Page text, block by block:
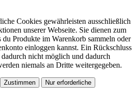
Cookies gewährleisten ausschließlich
unserer Webseite. Sie dienen zum
du Produkte im Warenkorb sammeln oder
einloggen kannst. Ein Rückschluss
nicht möglich und dadurch
niemals an Dritte weitergegeben.
Zustimmen Nur erforderliche